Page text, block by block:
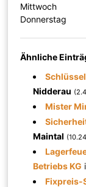
Mittwoch
Donnerstag
Ähnliche
Nidderau
Mister
Maintal
Betriebs KG
Fixpreis-